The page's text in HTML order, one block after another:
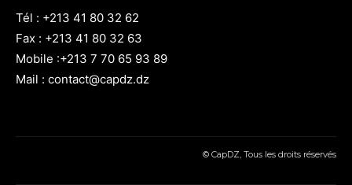
Tél : +213 41 80 32 62
Fax : +213 41 80 32 63
Mobile :+213 7 70 65 93 89
Mail : contact@capdz.dz
© CapDZ, Tous les droits réservés